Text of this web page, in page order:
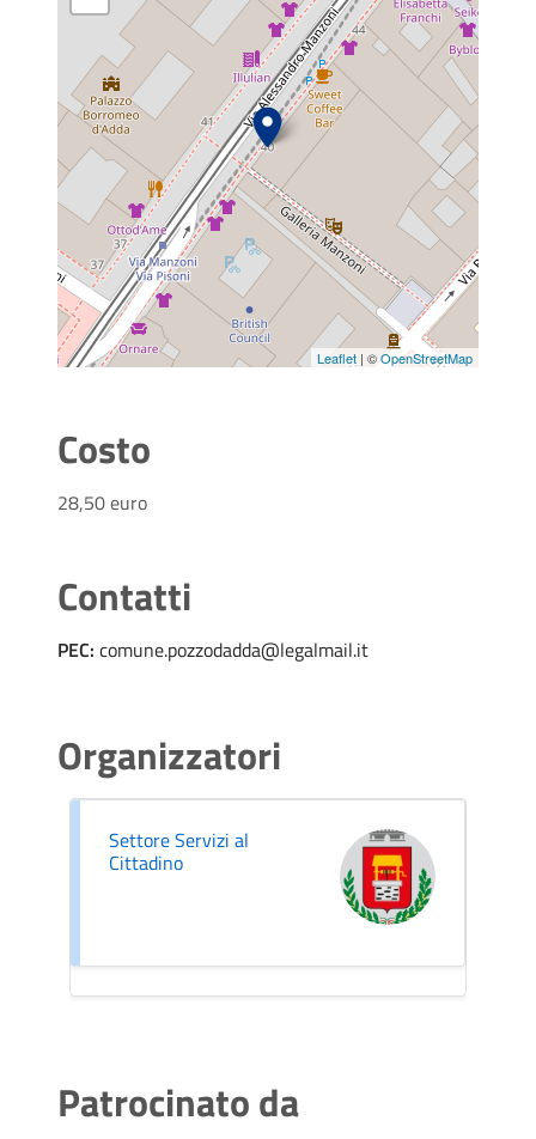
Leaflet | ©OpenStreetMap
Costo
28,50 euro
Contatti
PEC: comune.pozzodadda@legalmail.it
Organizzatori
Settore Servizi al
Cittadino
Patrocinato da